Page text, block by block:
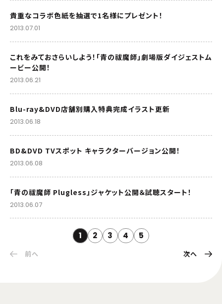
貴重なコラボ色紙を抽選で1名様にプレゼント！
2013.07.01
これをみておさらいしよう！「青の祓魔師」劇場版ダイジェストム
ービー公開！
2013.06.21
Blu-ray&DVD店舗別購入特典完成イラスト更新
2013.06.18
BD&DVD TVスポット キャラクターバージョン公開！
2013.06.08
「青の祓魔師 Plugless」ジャケット公開＆試聴スタート！
2013.06.07
1 2 3 4 5
前へ 次へ